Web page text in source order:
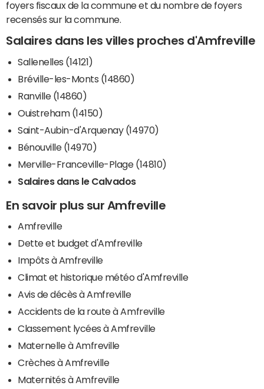
foyers fiscaux de la commune et du nombre de foyers
recensés sur la commune.
Salaires dans les villes proches d'Amfreville
Sallenelles (14121)
Bréville-les-Monts (14860)
Ranville (14860)
Ouistreham (14150)
Saint-Aubin-d'Arquenay (14970)
Bénouville (14970)
Merville-Franceville-Plage (14810)
Salaires dans le Calvados
En savoir plus sur Amfreville
Amfreville
Dette et budget d'Amfreville
Impôts à Amfreville
Climat et historique météo d'Amfreville
Avis de décès à Amfreville
Accidents de la route à Amfreville
Classement lycées à Amfreville
Maternelle à Amfreville
Crèches à Amfreville
Maternités à Amfreville